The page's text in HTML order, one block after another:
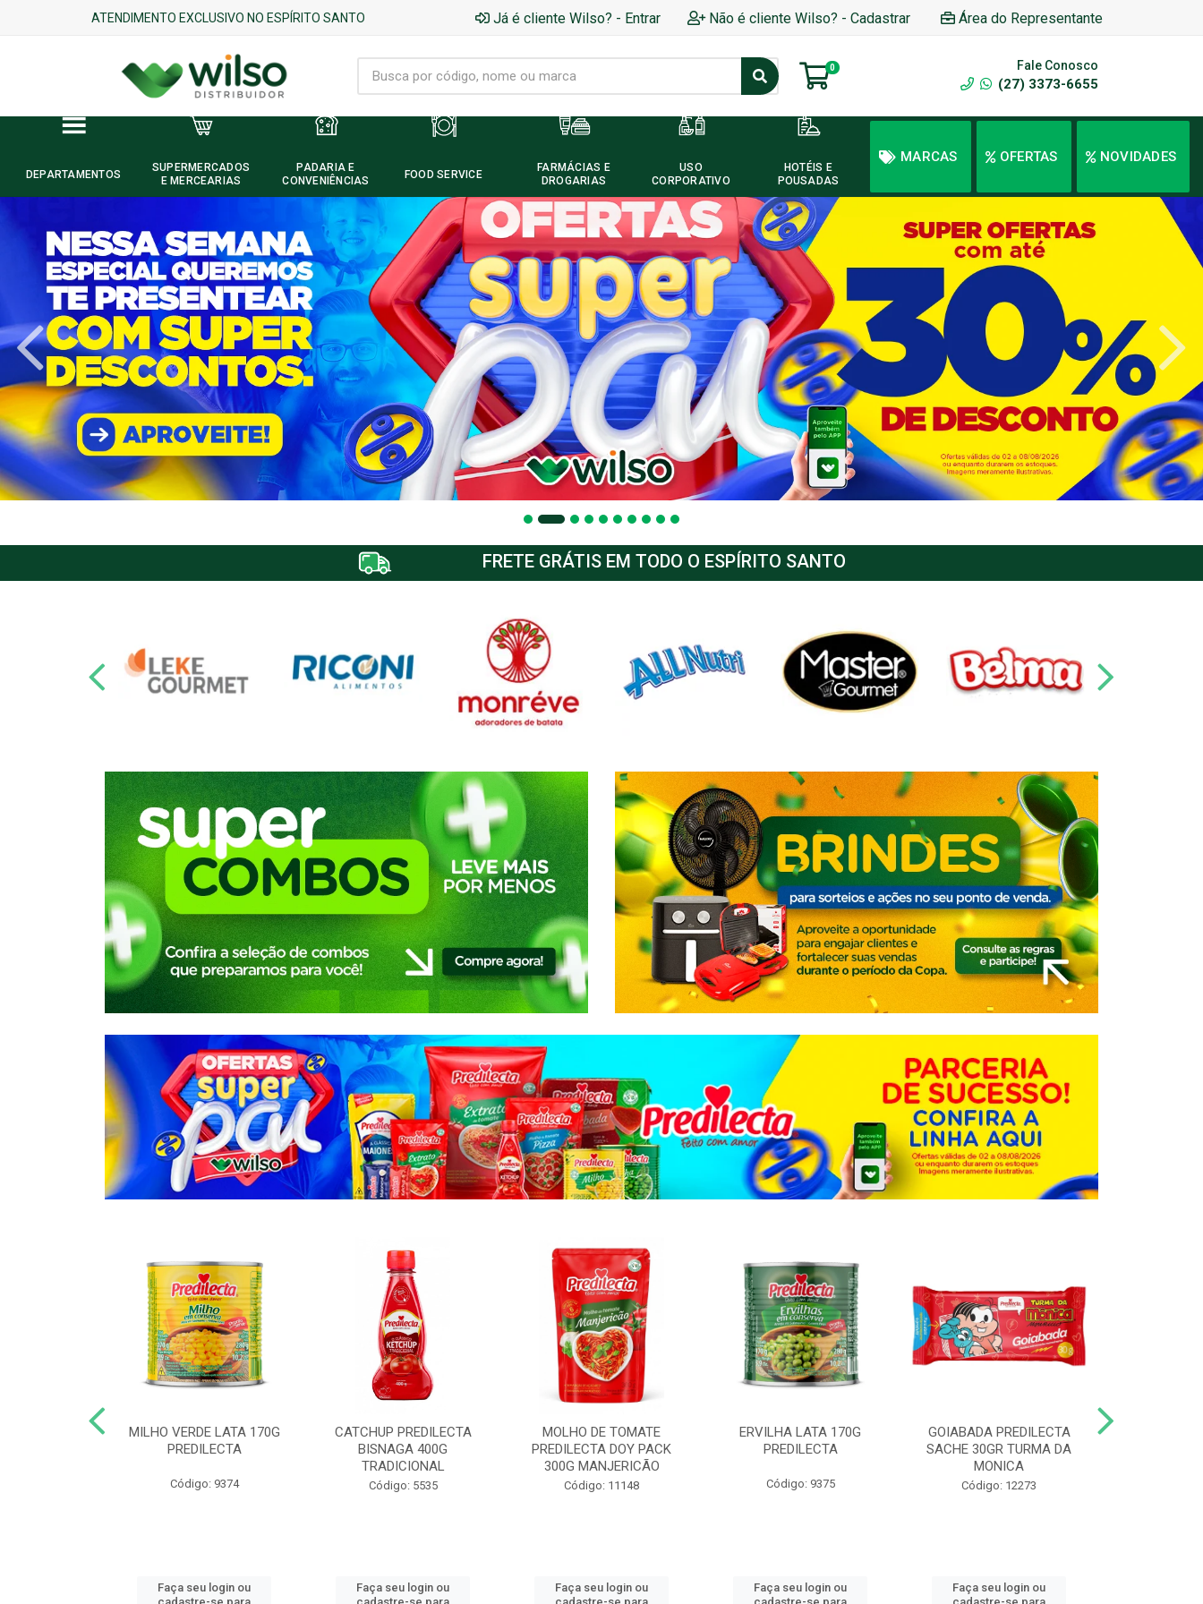
ATENDIMENTO EXCLUSIVO NO ESPÍRITO SANTO Já é cliente Wilso? - Entrar Não é cliente Wilso? - Cadastrar Área do Representante
0 Fale Conosco
(27) 3373-6655
DEPARTAMENTOS
SUPERMERCADOS
E MERCEARIAS
PADARIA E
CONVENIÊNCIAS
FOOD SERVICE
FARMÁCIAS E
DROGARIAS
USO
CORPORATIVO
HOTÉIS E
POUSADAS
MARCAS OFERTAS NOVIDADES
FRETE GRÁTIS EM TODO O ESPÍRITO SANTO
MILHO VERDE LATA 170G
PREDILECTA
Código: 9374
Faça seu login ou
CATCHUP PREDILECTA
BISNAGA 400G
TRADICIONAL
Código: 5535
Faça seu login ou
MOLHO DE TOMATE
PREDILECTA DOY PACK
300G MANJERICÃO
Código: 11148
Faça seu login ou
ERVILHA LATA 170G
PREDILECTA
Código: 9375
Faça seu login ou
GOIABADA PREDILECTA
SACHE 30GR TURMA DA
MONICA
Código: 12273
Faça seu login ou